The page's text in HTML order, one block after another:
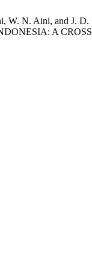
W. N. Aini, and
A